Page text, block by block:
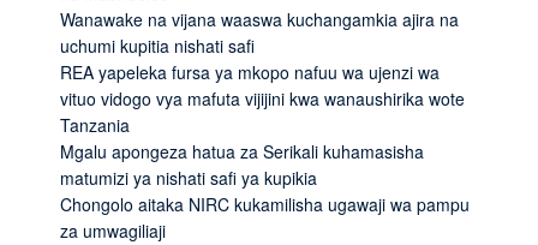
Wanawake na vijana waaswa kuchangamkia ajira na
uchumi kupitia nishati safi
REA yapeleka fursa ya mkopo nafuu wa ujenzi wa
vituo vidogo vya mafuta vijijini kwa wanaushirika wote
Tanzania
Mgalu apongeza hatua za Serikali kuhamasisha
matumizi ya nishati safi ya kupikia
Chongolo aitaka NIRC kukamilisha ugawaji wa pampu
za umwagiliaji